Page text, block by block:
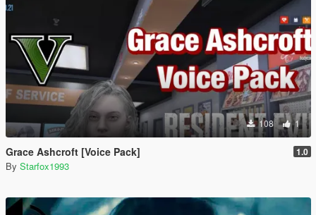
108 1
Grace Ashcroft [Voice Pack] 1.0
By Starfox1993